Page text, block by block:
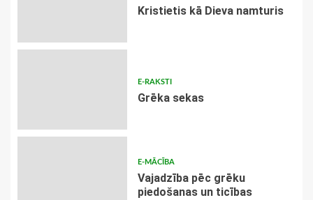
Kristietis kā Dieva namturis
E-RAKSTI
Grēka sekas
E-MĀCĪBA
Vajadzība pēc grēku
piedošanas un ticības